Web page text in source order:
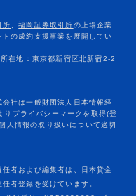
者および編集者は、日本貸金
者登録を受けています。